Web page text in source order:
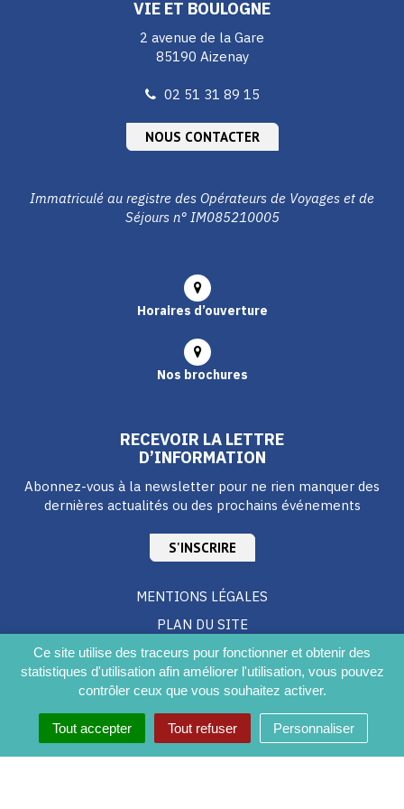
Ce site utilise des traceurs pour fonctionner et obtenir des
statistiques d'utilisation afin améliorer l'utilisation, vous pouvez
contrôler ceux que vous souhaitez activer.
Tout accepter Tout refuser Personnaliser
VIE ET BOULOGNE
2 avenue de la Gare
85190 Aizenay
02 51 31 89 15
NOUS CONTACTER
Immatriculé au registre des Opérateurs de Voyages et de
Séjours n° IM085210005
Horaires d’ouverture
Nos brochures
RECEVOIR LA LETTRE
D’INFORMATION
Abonnez-vous à la newsletter pour ne rien manquer des
dernières actualités ou des prochains événements
S'INSCRIRE
MENTIONS LÉGALES
PLAN DU SITE
CRÉDITS
ACCESSIBILITÉ DU SITE